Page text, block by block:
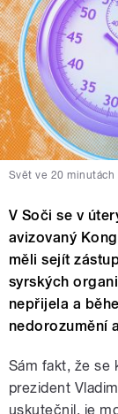
Svět ve 20 minutách
V Soči se v
avizovaný
měli sejít
syrských
nepřijela a
nedorozumění
Sám fakt, že se
prezident
uskutečnil, je